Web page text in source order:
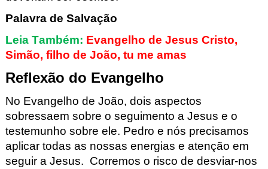
Palavra de Salvação
Leia Também: Evangelho de Jesus Cristo,
Simão, filho de João, tu me amas
Reflexão do Evangelho
No Evangelho de João, dois aspectos
sobressaem sobre o seguimento a Jesus e o
testemunho sobre ele. Pedro e nós precisamos
aplicar todas as nossas energias e atenção em
seguir a Jesus. Corremos o risco de desviar-nos